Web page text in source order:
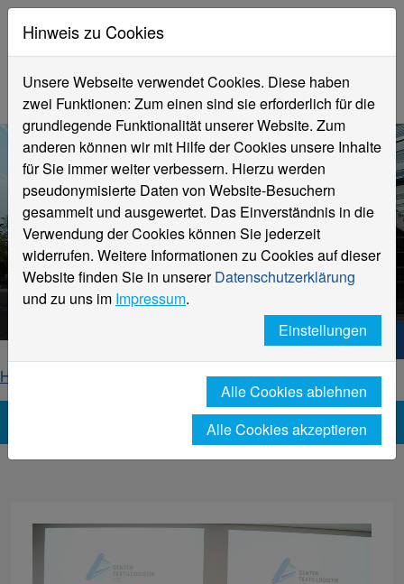
Aktuelle Meldungen
Hochschule Niederrhein
Hochschule Niederrhein. Dein Weg.
Home
News-Detailseite
Hinweis zu Cookies
Unsere Webseite verwendet Cookies. Diese haben
zwei Funktionen: Zum einen sind sie erforderlich für die
grundlegende Funktionalität unserer Website. Zum
anderen können wir mit Hilfe der Cookies unsere Inhalte
für Sie immer weiter verbessern. Hierzu werden
pseudonymisierte Daten von Website-Besuchern
gesammelt und ausgewertet. Das Einverständnis in die
Verwendung der Cookies können Sie jederzeit
widerrufen. Weitere Informationen zu Cookies auf dieser
Website finden Sie in unsererDatenschutzerklärung
und zu uns im Impressum.
Einstellungen
Alle Cookies ablehnen
Alle Cookies akzeptieren